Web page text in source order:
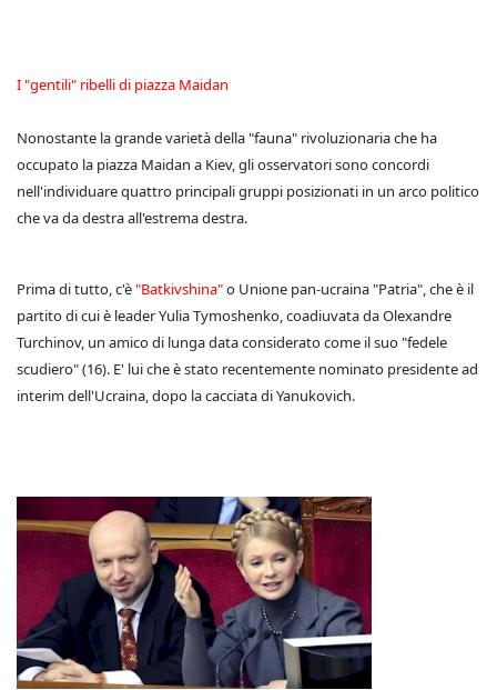
I "gentili" ribelli di piazza Maidan
Nonostante la grande varietà della "fauna" rivoluzionaria che ha
occupato la piazza Maidan a Kiev, gli osservatori sono concordi
nell'individuare quattro principali gruppi posizionati in un arco politico
che va da destra all'estrema destra.
Prima di tutto, c'è"Batkivshina"o Unione pan-ucraina "Patria", che è il
partito di cui è leader Yulia Tymoshenko, coadiuvata da Olexandre
Turchinov, un amico di lunga data considerato come il suo "fedele
scudiero" (16). E' lui che è stato recentemente nominato presidente ad
interim dell'Ucraina, dopo la cacciata di Yanukovich.